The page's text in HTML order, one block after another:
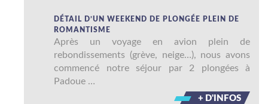
DÉTAIL D’UN WEEKEND DE PLONGÉE PLEIN DE
ROMANTISME
Après un voyage en avion plein de
rebondissements (grève, neige…), nous avons
commencé notre séjour par 2 plongées à
Padoue …
+ D'INFOS